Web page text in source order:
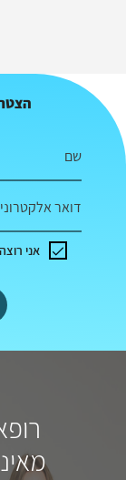
שם
דואר אלקטרוני
אני